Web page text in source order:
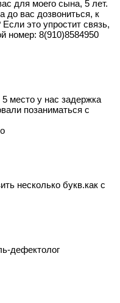
для моего сына, 5 лет.
до вас дозвониться, к
это упростит связь,
номер: 8(910)8584950
место у нас задержка
позаниматься с
несколько букв.как с
дефектолог